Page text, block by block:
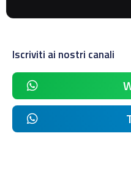
Iscriviti ai nostri canali